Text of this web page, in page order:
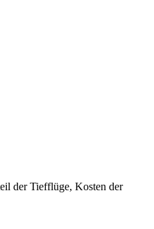
der Tiefflüge, Kosten der